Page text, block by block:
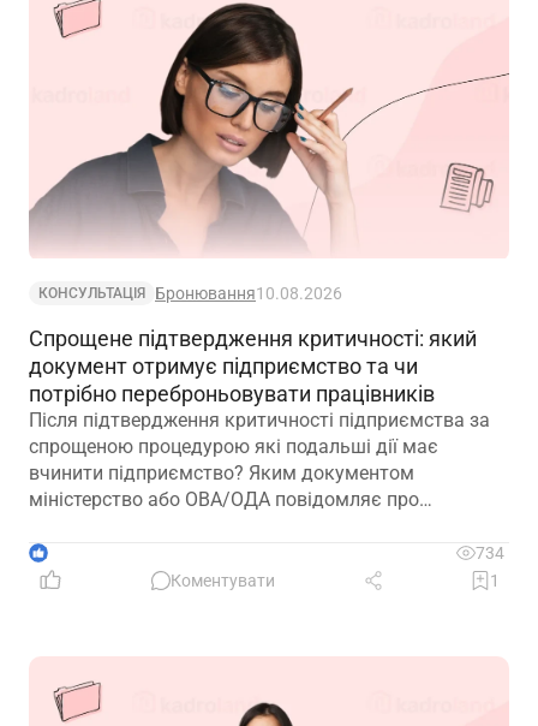
КОНСУЛЬТАЦІЯ Бронювання10.08.2026
Спрощене підтвердження критичності: який
документ отримує підприємство та чи
потрібно переброньовувати працівників
Після підтвердження критичності підприємства за
спрощеною процедурою які подальші дії має
вчинити підприємство? Яким документом
міністерство або ОВА/ОДА повідомляє про
працівників?
1
734
Коментувати
1